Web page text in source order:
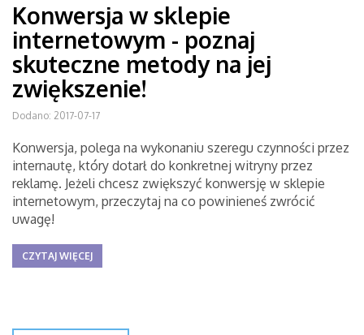
Konwersja w sklepie
internetowym - poznaj
skuteczne metody na jej
zwiększenie!
Dodano: 2017-07-17
Konwersja, polega na wykonaniu szeregu czynności przez
internautę, który dotarł do konkretnej witryny przez
reklamę. Jeżeli chcesz zwiększyć konwersję w sklepie
internetowym, przeczytaj na co powinieneś zwrócić
uwagę!
CZYTAJ WIĘCEJ